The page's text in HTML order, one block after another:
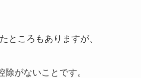
ところもありますが、
がないことです。